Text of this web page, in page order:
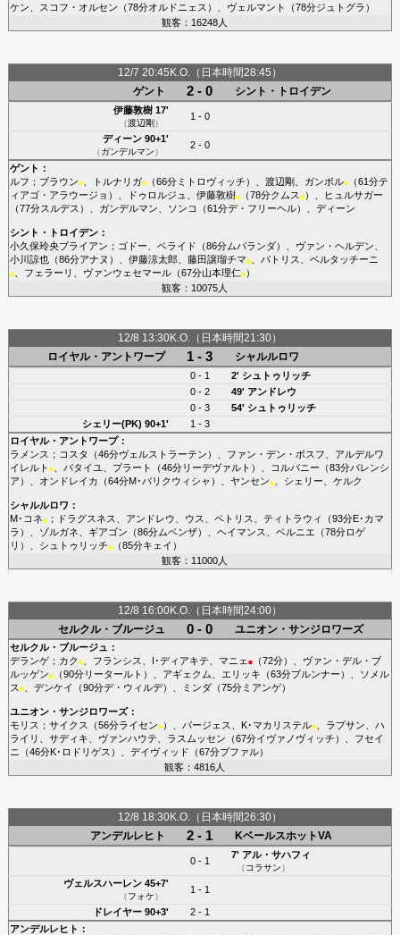
ケン
スコフ・オルセン （78分オルドニェス ）、 ヴェルマント （78分ジュトグラ ）
観客：16248人
12/7 20:45K.O.（日本時間28:45）
ゲント
2 - 0 シント・トロイデン
伊藤敦樹17'
（渡辺剛 ）
1 - 0
ディーン90+1'
（ガンデルマン）
2 - 0
ゲント ：
ルフ ； ブラウン■、 トルナリガ■（66分ミトロヴィッチ ）、 渡辺剛 ガンボル■（61分テ
ィアゴ・アラウージョ ）、 ドゥロルジュ 伊藤敦樹■（78分クムス ■）、
ヒュルサガー
（77分スルデス ）、 ガンデルマン ソンコ （61分デ・フリーヘル）、 ディーン
シント・トロイデン：
小久保玲央ブライアン ； ゴドー ベライド （86分ムバランダ）、 ヴァン・ヘルデン
小川諒也（86分アナヌ ）、 伊藤涼太郎、 藤田譲瑠チマ■、 パトリス ベルタッチーニ
■、 フェラーリ ヴァンウェセマール（67分山本理仁■）
観客：10075人
12/8 13:30K.O.（日本時間21:30）
ロイヤル・アントワープ
1 - 3 シャルルロワ
0 - 1 2' シュトゥリッチ
0 - 2
49' アンドレウ
0 - 3
54' シュトゥリッチ
シェリー(PK) 90+1'
1 - 3
ロイヤル・アントワープ：
ラメンス ； コスタ （46分ヴェルストラーテン ）、 ファン・デン・ボスフ
アルデルワ
イレルト ■、 バタイユ プラート （46分リーデヴァルト ）、 コルバニー （83分バレンシ
ア ）、 オンドレイカ （64分M･バリクウィシャ ）、 ヤンセン■、 シェリー ケルク
シャルルロワ ：
M･コネ■； ドラグスネス アンドレウ ウス ペトリス ティトラウィ （93分E･カマ
ラ ）、 ゾルガネ ギアゴン （86分ムベンザ）、 ヘイマンス ベルニエ （78分ロゲ
リ ）、 シュトゥリッチ■（85分キェイ ）
観客：11000人
12/8 16:00K.O.（日本時間24:00）
セルクル・ブルージュ
0 - 0 ユニオン・サンジロワーズ
セルクル・ブルージュ ：
デランゲ； カク ■、 フランシス I･ディアキテ マニェ ■（72分）、 ヴァン・デル・ブ
ルッゲン■（90分リータールト ）、 アギェクム エリッキ （63分ブルンナー ）、 ソメル
ス ■、 デンケイ （90分デ・ウィルデ）、 ミンダ（75分ミアンゲ）
ユニオン・サンジロワーズ：
モリス ； サイクス （56分ライセン■）、 バージェス K･マカリステル■、 ラプサン
ハ
ライリ
サディキ ヴァンハウテ ラスムッセン （67分イヴァノヴィッチ ）、 フセイ
ニ
（46分K･ロドリゲス ）、 デイヴィッド （67分ブファル）
観客：4816人
12/8 18:30K.O.（日本時間26:30）
アンデルレヒト
2 - 1 KベールスホットVA
0 - 1
7' アル・サハフィ
（コラサン）
ヴェルスハーレン45+7'
（フォケ）
1 - 1
ドレイヤー90+3'
2 - 1
アンデルレヒト ：